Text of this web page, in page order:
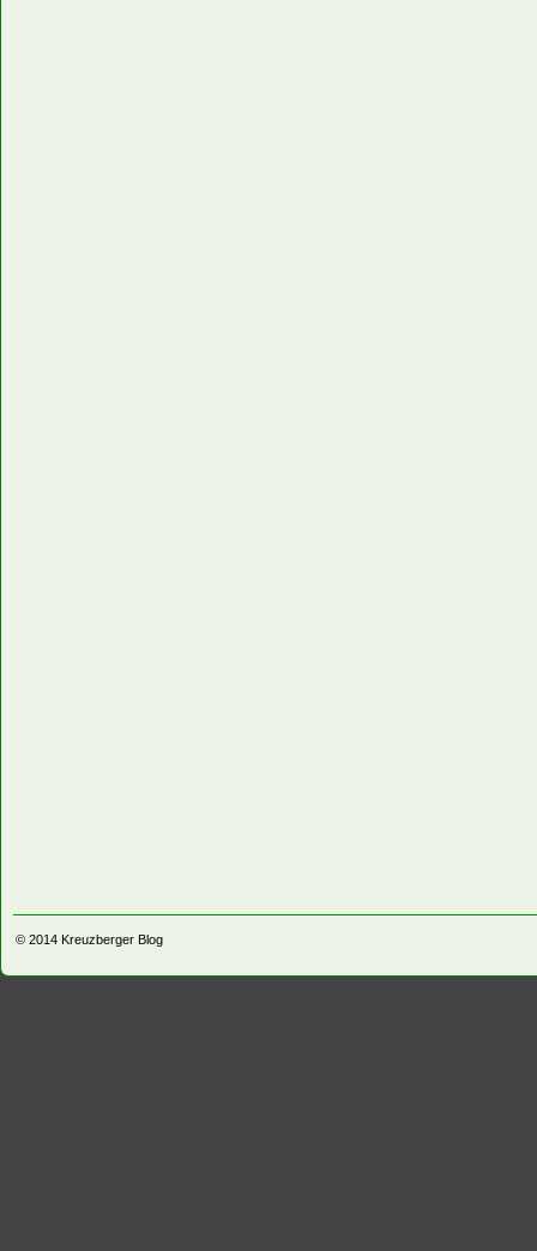
© 2014 Kreuzberger Blog